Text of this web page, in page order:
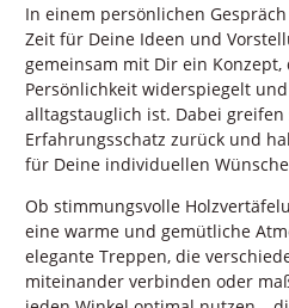
In einem persönlichen
Zeit für Deine Ideen und
gemeinsam mit Dir ein
Persönlichkeit widerspiegelt
alltagstauglich ist. Dabei
Erfahrungsschatz zurück und
für Deine individuellen
Ob stimmungsvolle
eine warme und gemütliche
elegante Treppen, die
miteinander verbinden oder